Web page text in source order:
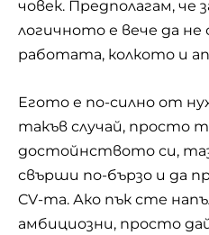
човек. Предполагам, че
логичното е вече да
работата, колкото и
Егото е по-силно от
такъв случай, просто
достойнството си,
свърши по-бързо и да
CV-та. Ако пък сте
амбициозни, просто